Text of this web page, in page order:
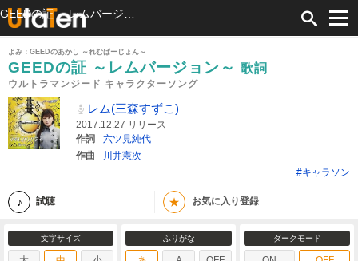
よみ：GEEDのあかし ～れむばーじょん～
GEEDの証 ～レムバージョン～ 歌詞
ウルトラマンジード キャラクターソング
レム(三森すずこ)
2017.12.27 リリース
作詞
六ツ見純代
作曲
川井憲次
#キャラソン
試聴 ★ お気に入り登録
文字サイズ ふりがな ダークモード